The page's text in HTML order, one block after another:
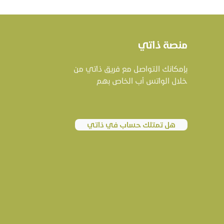
منصة ذاتي
بإمكانك التواصل مع فريق ذاتي من
خلال الواتس أب الخاص بهم
هل تمتلك حساب في ذاتي